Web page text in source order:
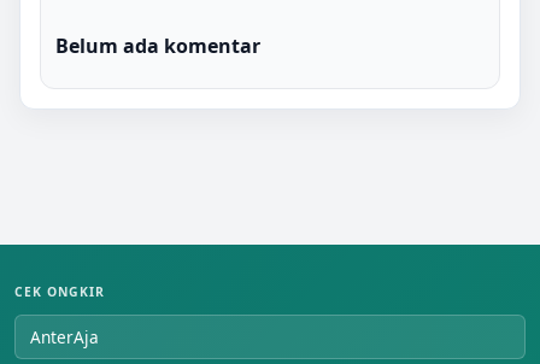
Belum ada komentar
CEK ONGKIR
AnterAja